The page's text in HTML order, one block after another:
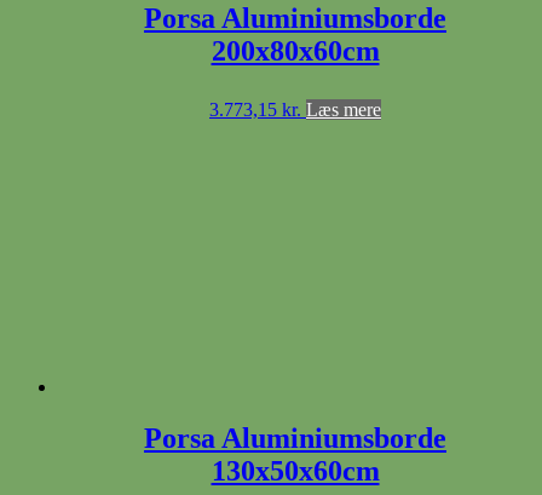
Porsa Aluminiumsborde
200x80x60cm
3.773,15 kr. Læs mere
Porsa Aluminiumsborde
130x50x60cm